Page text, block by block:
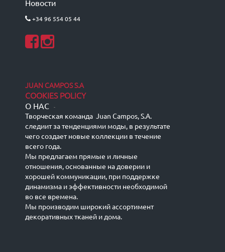
Новости
+34 96 554 05 44
JUAN CAMPOS S.A
COOKIES POLICY
О НАС -
Творческая команда Juan Campos, S.A.
следиит за тенденциями моды, в результате
чего создает новые коллекции в течение
всего года.
Мы предлагаем прямые и личные
отношения, основанные на доверии и
хорошей коммуникации, при поддержке
динамизма и эффективности необходимой
во все времена.
Мы производим широкий ассортимент
декоративных тканей и дома.